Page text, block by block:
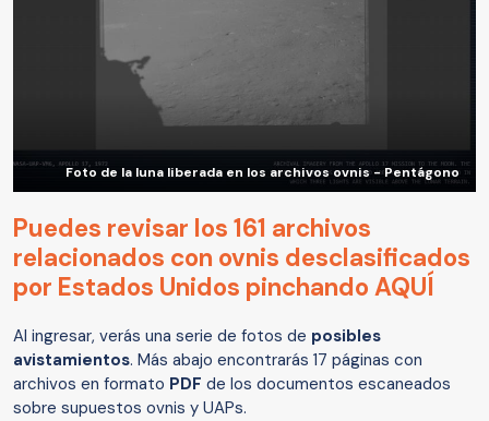
Foto de la luna liberada en los archivos ovnis - Pentágono
Puedes revisar los 161 archivos
relacionados con ovnis desclasificados
por Estados Unidos pinchando AQUÍ
Al ingresar, verás una serie de fotos de posibles
avistamientos. Más abajo encontrarás 17 páginas con
archivos en formato PDF de los documentos escaneados
sobre supuestos ovnis y UAPs.